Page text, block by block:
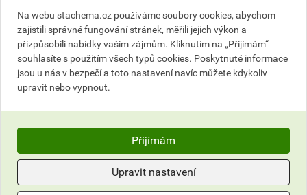
ks Do košíku
Do košíku přidáte1 ks / 25 kgza295,12Kčs DPH
(243,90Kčbez DPH).
Popis
Na webu stachema.cz používáme soubory cookies, abychom
zajistili správné fungování stránek, měřili jejich výkon a
přizpůsobili nabídky vašim zájmům. Kliknutím na „Přijímám“
souhlasíte s použitím všech typů cookies. Poskytnuté informace
jsou u nás v bezpečí a toto nastavení navíc můžete kdykoliv
upravit nebo vypnout.
Přijímám
Upravit nastavení